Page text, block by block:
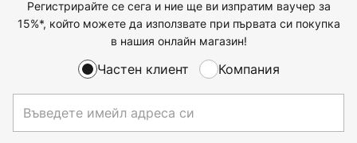
Регистрирайте се сега и ние ще ви изпратим ваучер за
15%*, който можете да използвате при първата си покупка
в нашия онлайн магазин!
Частен клиент Компания